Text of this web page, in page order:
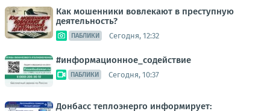
Как мошенники вовлекают в преступную
деятельность?
ПАБЛИКИ Сегодня, 12:32
#информационное_содействие
ПАБЛИКИ Сегодня, 10:37
Донбасс теплоэнерго информирует: